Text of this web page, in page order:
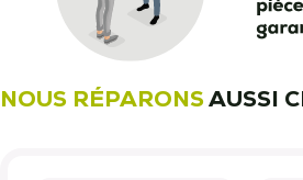
NOUS RÉPARONSAUSSI